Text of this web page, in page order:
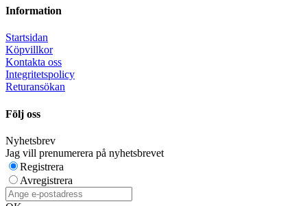
Information
Startsidan
Köpvillkor
Kontakta oss
Integritetspolicy
Returansökan
Följ oss
Nyhetsbrev
Jag vill prenumerera på nyhetsbrevet
Registrera
Avregistrera